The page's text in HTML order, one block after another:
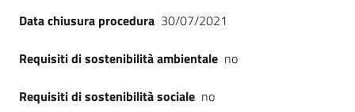
Data chiusura procedura 30/07/2021
Requisiti di sostenibilità ambientale no
Requisiti di sostenibilità sociale no